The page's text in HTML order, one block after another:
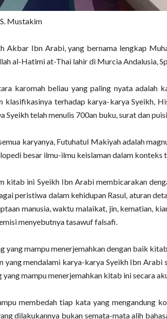
Mustakim
Akbar Ibn Arabi, yang bernama lengkap
al-Hatimi at-Thai lahir di Murcia Andalusia,
karomah beliau yang paling nyata adalah
klasifikasinya terhadap karya-karya Syeikh,
Syeikh telah menulis 700an buku, surat dan
karyanya, Futuhatul Makiyah adalah
besar ilmu-ilmu keislaman dalam konteks
kitab ini Syeikh Ibn Arabi membicarakan
peristiwa dalam kehidupan Rasul, aturan
manusia, waktu malaikat, jin, kematian,
menyebutnya tasawuf falsafi.
yang mampu menerjemahkan dengan baik
yang mendalami karya-karya Syeikh Ibn
yang mampu menerjemahkan kitab ini secara
membedah tiap kata yang mengandung
dilakukannya bukan semata-mata alih